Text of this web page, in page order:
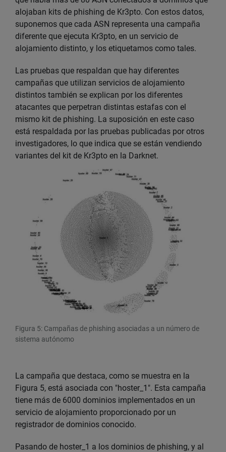
alojaban kits de phishing de Kr3pto. Con estos datos,
suponemos que cada ASN representa una campaña
diferente que ejecuta Kr3pto, en un servicio de
alojamiento distinto, y los etiquetamos como tales.
Las pruebas que respaldan que hay diferentes
campañas que utilizan servicios de alojamiento
distintos también se explican por los diferentes
atacantes que perpetran distintas estafas con el
mismo kit de phishing. La suposición en este caso
está respaldada por las pruebas publicadas por otros
investigadores, lo que indica que se están vendiendo
variantes del kit de Kr3pto en la Darknet.
Figura 5: Campañas de phishing asociadas a un número de
sistema autónomo
La campaña que destaca, como se muestra en la
Figura 5, está asociada con "hoster_1". Esta campaña
tiene más de 6000 dominios implementados en un
servicio de alojamiento proporcionado por un
registrador de dominios conocido.
Pasando de hoster_1 a los dominios de phishing, y al